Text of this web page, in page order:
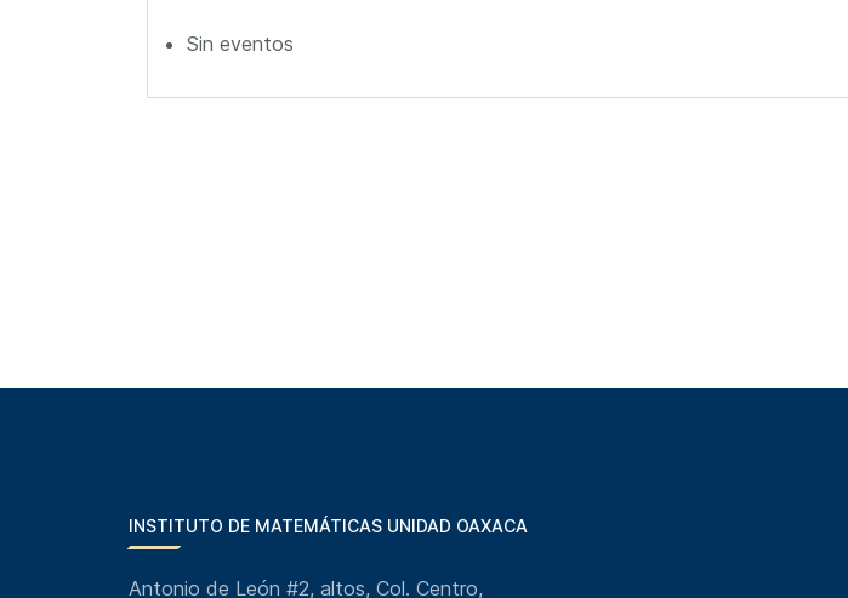
Sin eventos
INSTITUTO DE MATEMÁTICAS UNIDAD OAXACA
Antonio de León #2, altos, Col. Centro,